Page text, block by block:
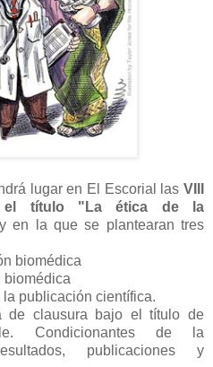
lugar en El Escorial las VIII
el título "La ética de la
y en la que se plantearan tres
biomédica
biomédica
publicación científica.
de clausura bajo el título de
Condicionantes de la
publicaciones y